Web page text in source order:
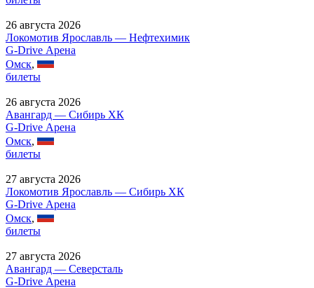
26 августа 2026
Локомотив Ярославль — Нефтехимик
G-Drive Арена
Омск,
билеты
26 августа 2026
Авангард — Сибирь ХК
G-Drive Арена
Омск,
билеты
27 августа 2026
Локомотив Ярославль — Сибирь ХК
G-Drive Арена
Омск,
билеты
27 августа 2026
Авангард — Северсталь
G-Drive Арена